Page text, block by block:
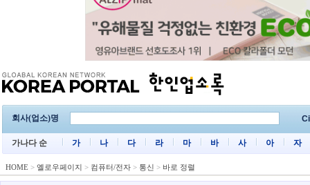
회사(업소)명
가나다 순 가 나 다 라 마 바 사 아 자
HOME > 옐로우페이지 > 컴퓨터/전자 > 통신 > 바로 정렬